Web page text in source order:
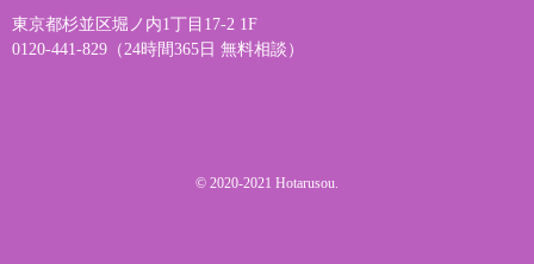
東京都杉並区堀ノ内1丁目17-2 1F
0120-441-829（24時間365日 無料相談）
© 2020-2021 Hotarusou.